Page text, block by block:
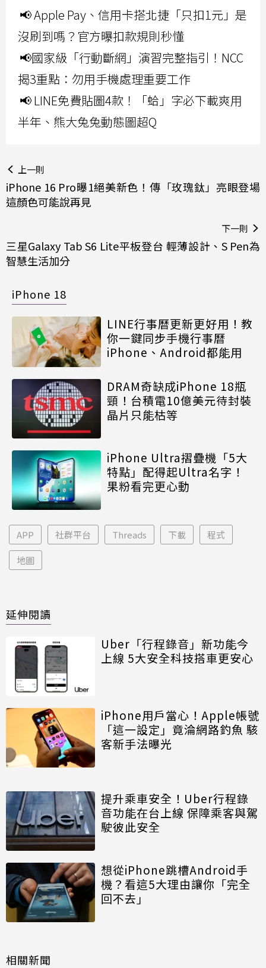
📢 Apple Pay、信用卡搭北捷「只扣1元」是
沒刷到嗎？官方曝扣款規則秒懂
📢國家級「行動斷網」演習完整指引！NCC
揭3重點：勿用手機處理重要工作
📢 LINE免費貼圖4款！「蛤」字必下載爽用
半年、熊大兔兔動態圖超Q
上一則
iPhone 16 Pro曝1絕美新色！傳「玫瑰鈦」亮眼登場
這顏色可能說再見
下一則
三星Galaxy Tab S6 Lite平板登台 輕薄設計、S Pen為
智慧生活加分
iPhone 18
LINE行事曆更新更好用！教
你一鍵同步手機行事曆
iPhone、Android都能用
DRAM奇缺成iPhone 18瓶
頸！台積電10億美元待封裝
晶片只能枯等
iPhone Ultra摺疊機「5大
特點」配得起Ultra名字！
果粉看完更心動
APP 社群平台 Threads 下載 程式
地圖
延伸閱讀
Uber「行程錄音」新功能今
上線 5大安全科技搭車更安心
iPhone用戶當心！Apple帳號
「這一設定」竟淪網路釣魚 駭
客新手法曝光
提升乘車安全！Uber行程錄
音功能在台上線 保障乘客與駕
駛彼此安全
想從iPhone跳槽Android手
機？看這5大理由讓你「完全
回不去」
相關新聞